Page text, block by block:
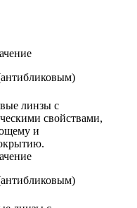
линзы с
свойствами,
и